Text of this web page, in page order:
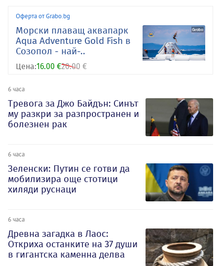
Оферта от Grabo.bg
Морски плаващ аквапарк
Aqua Adventure Gold Fish в
Созопол - най-..
Цена:16.00 €20.00 €
6 часа
Тревога за Джо Байдън: Синът
му разкри за разпространен и
болезнен рак
6 часа
Зеленски: Путин се готви да
мобилизира още стотици
хиляди руснаци
6 часа
Древна загадка в Лаос:
Откриха останките на 37 души
в гигантска каменна делва